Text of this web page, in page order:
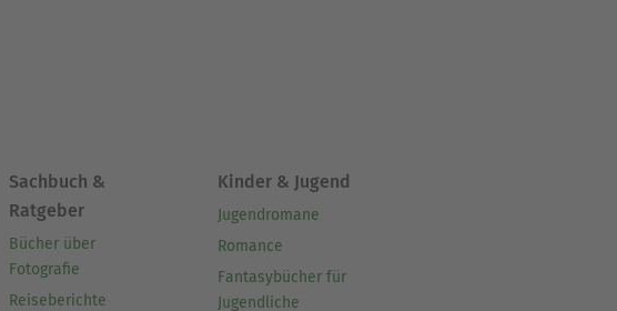
Sachbuch &
Ratgeber
Bücher über
Fotografie
Reiseberichte
Kinder & Jugend
Jugendromane
Romance
Fantasybücher für
Jugendliche